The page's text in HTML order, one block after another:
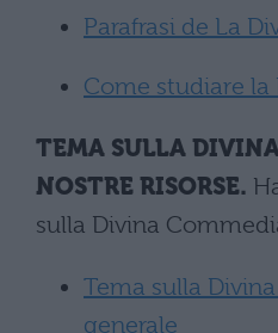
Parafrasi de La
Come studiare
TEMA SULLA
NOSTRE RISORSE.
sulla Divina
Tema sulla
generale